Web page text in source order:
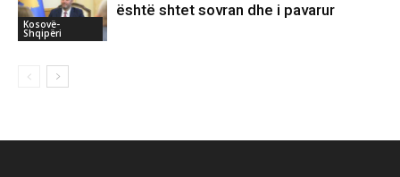
Kosovë-
Shqipëri
është shtet sovran dhe i pavarur